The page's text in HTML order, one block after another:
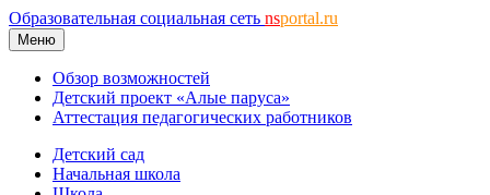
Образовательная социальная сеть nsportal.ru
Меню
Обзор возможностей
Детский проект «Алые паруса»
Аттестация педагогических работников
Детский сад
Начальная школа